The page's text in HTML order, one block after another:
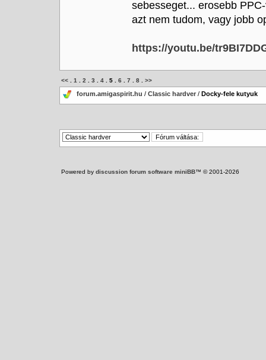
sebesseget... erosebb
azt nem tudom, vagy jobb
https://youtu.be/
<< 1 2 3 4 5 6 7 8 >>
forum.amigaspirit.hu / Classic hardver / Docky-fele kutyuk
Powered by discussion forum software miniBB™ © 2001-2026